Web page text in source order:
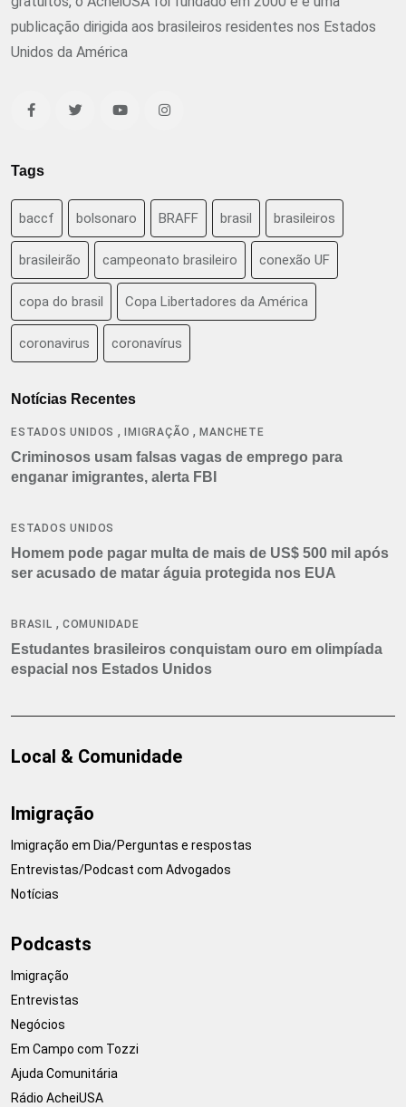
publicação dirigida aos brasileiros residentes nos Estados
Unidos da América
Tags
baccf bolsonaro BRAFF brasil brasileiros
brasileirão campeonato brasileiro conexão UF
copa do brasil Copa Libertadores da América
coronavirus coronavírus
Notícias Recentes
ESTADOS UNIDOS ,IMIGRAÇÃO ,MANCHETE
Criminosos usam falsas vagas de emprego para
enganar imigrantes, alerta FBI
ESTADOS UNIDOS
Homem pode pagar multa de mais de US$ 500 mil após
ser acusado de matar águia protegida nos EUA
BRASIL , COMUNIDADE
Estudantes brasileiros conquistam ouro em olimpíada
espacial nos Estados Unidos
Local & Comunidade
Imigração
Imigração em Dia/Perguntas e respostas
Entrevistas/Podcast com Advogados
Notícias
Podcasts
Imigração
Entrevistas
Negócios
Em Campo com Tozzi
Ajuda Comunitária
Rádio AcheiUSA